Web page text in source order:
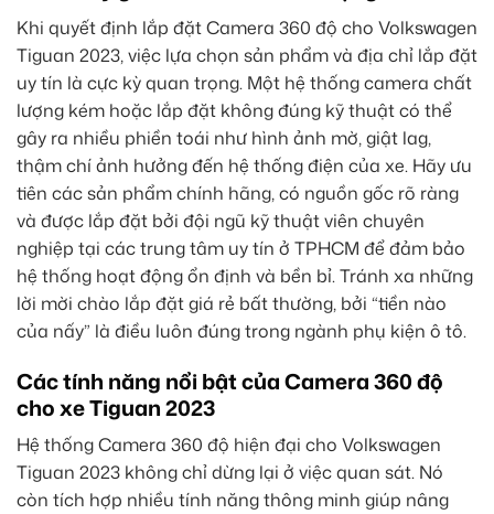
Khi quyết định lắp đặt Camera 360 độ cho Volkswagen
Tiguan 2023, việc lựa chọn sản phẩm và địa chỉ lắp đặt
uy tín là cực kỳ quan trọng. Một hệ thống camera chất
lượng kém hoặc lắp đặt không đúng kỹ thuật có thể
gây ra nhiều phiền toái như hình ảnh mờ, giật lag,
thậm chí ảnh hưởng đến hệ thống điện của xe. Hãy ưu
tiên các sản phẩm chính hãng, có nguồn gốc rõ ràng
và được lắp đặt bởi đội ngũ kỹ thuật viên chuyên
nghiệp tại các trung tâm uy tín ở TPHCM để đảm bảo
hệ thống hoạt động ổn định và bền bỉ. Tránh xa những
lời mời chào lắp đặt giá rẻ bất thường, bởi “tiền nào
của nấy” là điều luôn đúng trong ngành phụ kiện ô tô.
Các tính năng nổi bật của Camera 360 độ
cho xe Tiguan 2023
Hệ thống Camera 360 độ hiện đại cho Volkswagen
Tiguan 2023 không chỉ dừng lại ở việc quan sát. Nó
còn tích hợp nhiều tính năng thông minh giúp nâng